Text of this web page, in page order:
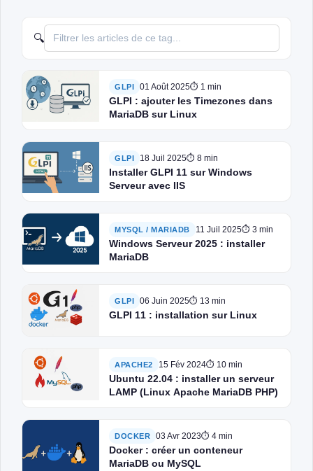
🔍
GLPI 01 Août 2025⏱ 1 min
GLPI : ajouter les Timezones dans
MariaDB sur Linux
GLPI 18 Juil 2025⏱ 8 min
Installer GLPI 11 sur Windows
Serveur avec IIS
MYSQL / MARIADB 11 Juil 2025⏱ 3 min
Windows Serveur 2025 : installer
MariaDB
GLPI 06 Juin 2025⏱ 13 min
GLPI 11 : installation sur Linux
APACHE2 15 Fév 2024⏱ 10 min
Ubuntu 22.04 : installer un serveur
LAMP (Linux Apache MariaDB PHP)
DOCKER 03 Avr 2023⏱ 4 min
Docker : créer un conteneur
MariaDB ou MySQL